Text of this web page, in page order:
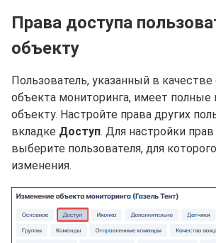
Права доступа
объекту
Пользователь, указанный в качестве
объекта мониторинга, имеет полные
объекту. Настройте права других
вкладке Доступ. Для настройки
выберите пользователя, для
изменения.